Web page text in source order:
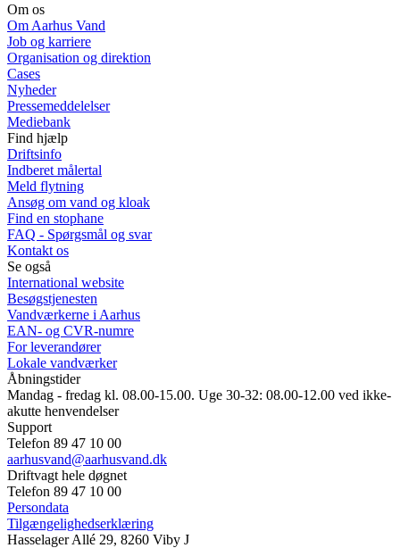
Om os
Om Aarhus Vand
Job og karriere
Organisation og direktion
Cases
Nyheder
Pressemeddelelser
Mediebank
Find hjælp
Driftsinfo
Indberet målertal
Meld flytning
Ansøg om vand og kloak
Find en stophane
FAQ - Spørgsmål og svar
Kontakt os
Se også
International website
Besøgstjenesten
Vandværkerne i Aarhus
EAN- og CVR-numre
For leverandører
Lokale vandværker
Åbningstider
Mandag - fredag kl. 08.00-15.00. Uge 30-32: 08.00-12.00 ved ikke-
akutte henvendelser
Support
Telefon 89 47 10 00
aarhusvand@aarhusvand.dk
Driftvagt hele døgnet
Telefon 89 47 10 00
Persondata
Tilgængelighedserklæring
Hasselager Allé 29, 8260 Viby J